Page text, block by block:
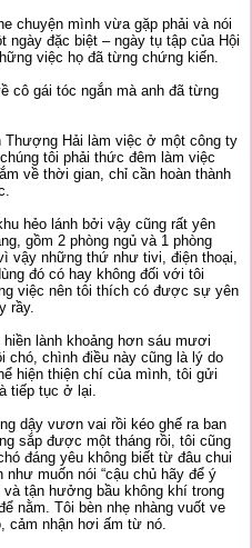
chuyện mình vừa gặp phải và nói
ngày đặc biệt – ngày tụ tập của Hội
việc họ đã từng chứng kiến.
cô gái tóc ngắn mà anh đã từng
Thượng Hải làm việc ở một công ty
tôi phải thức đêm làm việc
về thời gian, chỉ cần hoàn thành
hẻo lánh bởi vậy cũng rất yên
gồm 2 phòng ngủ và 1 phòng
vậy những thứ như tivi, điện thoại,
đó có hay không đối với tôi
việc nên tôi thích có được sự yên
rầy.
lành khoảng hơn sáu mươi
chó, chình điều này cũng là lý do
hiện thiện chí của mình, tôi gửi
tiếp tục ở lại.
dậy vươn vai rồi kéo ghế ra ban
sắp được một tháng rồi, tôi cũng
đáng yêu không biết từ đâu chui
muốn nói “cậu chủ hãy để ý
tận hưởng bầu không khí trong
nằm. Tôi bèn nhẹ nhàng vuốt ve
cảm nhận hơi ấm từ nó.